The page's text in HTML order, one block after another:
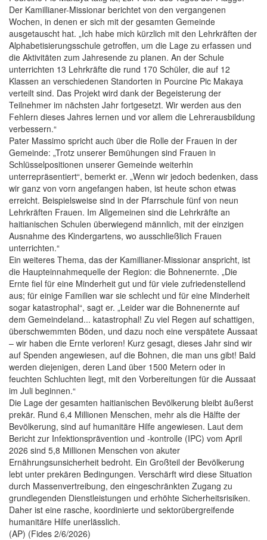
Der Kamillianer-Missionar berichtet von den vergangenen
Wochen, in denen er sich mit der gesamten Gemeinde
ausgetauscht hat. „Ich habe mich kürzlich mit den Lehrkräften der
Alphabetisierungsschule getroffen, um die Lage zu erfassen und
die Aktivitäten zum Jahresende zu planen. An der Schule
unterrichten 13 Lehrkräfte die rund 170 Schüler, die auf 12
Klassen an verschiedenen Standorten in Pourcine Pic Makaya
verteilt sind. Das Projekt wird dank der Begeisterung der
Teilnehmer im nächsten Jahr fortgesetzt. Wir werden aus den
Fehlern dieses Jahres lernen und vor allem die Lehrerausbildung
verbessern.“
Pater Massimo spricht auch über die Rolle der Frauen in der
Gemeinde: „Trotz unserer Bemühungen sind Frauen in
Schlüsselpositionen unserer Gemeinde weiterhin
unterrepräsentiert“, bemerkt er. „Wenn wir jedoch bedenken, dass
wir ganz von vorn angefangen haben, ist heute schon etwas
erreicht. Beispielsweise sind in der Pfarrschule fünf von neun
Lehrkräften Frauen. Im Allgemeinen sind die Lehrkräfte an
haitianischen Schulen überwiegend männlich, mit der einzigen
Ausnahme des Kindergartens, wo ausschließlich Frauen
unterrichten.“
Ein weiteres Thema, das der Kamillianer-Missionar anspricht, ist
die Haupteinnahmequelle der Region: die Bohnenernte. „Die
Ernte fiel für eine Minderheit gut und für viele zufriedenstellend
aus; für einige Familien war sie schlecht und für eine Minderheit
sogar katastrophal“, sagt er. „Leider war die Bohnenernte auf
dem Gemeindeland... katastrophal! Zu viel Regen auf schattigen,
überschwemmten Böden, und dazu noch eine verspätete Aussaat
– wir haben die Ernte verloren! Kurz gesagt, dieses Jahr sind wir
auf Spenden angewiesen, auf die Bohnen, die man uns gibt! Bald
werden diejenigen, deren Land über 1500 Metern oder in
feuchten Schluchten liegt, mit den Vorbereitungen für die Aussaat
im Juli beginnen.“
Die Lage der gesamten haitianischen Bevölkerung bleibt äußerst
prekär. Rund 6,4 Millionen Menschen, mehr als die Hälfte der
Bevölkerung, sind auf humanitäre Hilfe angewiesen. Laut dem
Bericht zur Infektionsprävention und -kontrolle (IPC) vom April
2026 sind 5,8 Millionen Menschen von akuter
Ernährungsunsicherheit bedroht. Ein Großteil der Bevölkerung
lebt unter prekären Bedingungen. Verschärft wird diese Situation
durch Massenvertreibung, den eingeschränkten Zugang zu
grundlegenden Dienstleistungen und erhöhte Sicherheitsrisiken.
Daher ist eine rasche, koordinierte und sektorübergreifende
humanitäre Hilfe unerlässlich.
(AP) (Fides 2/6/2026)